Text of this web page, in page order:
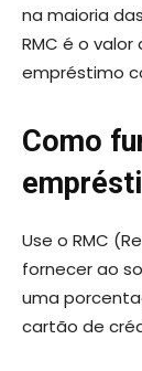
na maioria
RMC é o
empréstimo
Como
Use o RMC
fornecer ao
uma
cartão de